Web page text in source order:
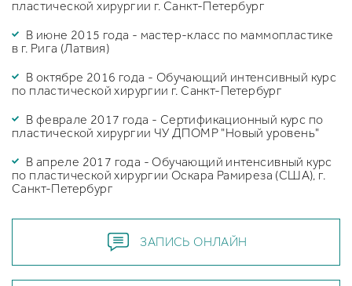
пластической хирургии г. Санкт-Петербург
В июне 2015 года - мастер-класс по маммопластике
в г. Рига (Латвия)
В октябре 2016 года - Обучающий интенсивный курс
по пластической хирургии г. Санкт-Петербург
В феврале 2017 года - Сертификационный курс по
пластической хирургии ЧУ ДПОМР "Новый уровень"
В апреле 2017 года - Обучающий интенсивный курс
по пластической хирургии Оскара Рамиреза (США), г.
Санкт-Петербург
ЗАПИСЬ ОНЛАЙН